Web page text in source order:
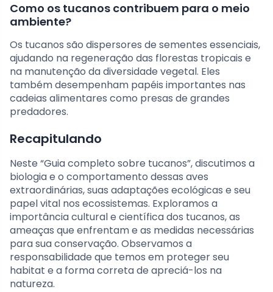
Como os tucanos contribuem para o meio
ambiente?
Os tucanos são dispersores de sementes essenciais,
ajudando na regeneração das florestas tropicais e
na manutenção da diversidade vegetal. Eles
também desempenham papéis importantes nas
cadeias alimentares como presas de grandes
predadores.
Recapitulando
Neste “Guia completo sobre tucanos”, discutimos a
biologia e o comportamento dessas aves
extraordinárias, suas adaptações ecológicas e seu
papel vital nos ecossistemas. Exploramos a
importância cultural e científica dos tucanos, as
ameaças que enfrentam e as medidas necessárias
para sua conservação. Observamos a
responsabilidade que temos em proteger seu
habitat e a forma correta de apreciá-los na
natureza.